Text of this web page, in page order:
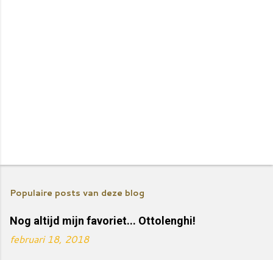
Populaire posts van deze blog
Nog altijd mijn favoriet... Ottolenghi!
februari 18, 2018